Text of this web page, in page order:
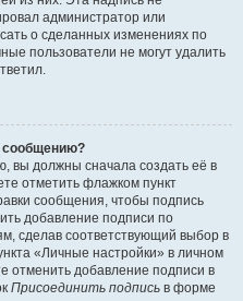
администратор или
о сделанных изменениях по
пользователи не могут удалить
сообщению?
вы должны сначала создать её в
отметить флажком пункт
сообщения, чтобы подпись
добавление подписи по
сделав соответствующий выбор в
«Личные настройки» в личном
отменить добавление подписи в
Присоединить подпись в форме